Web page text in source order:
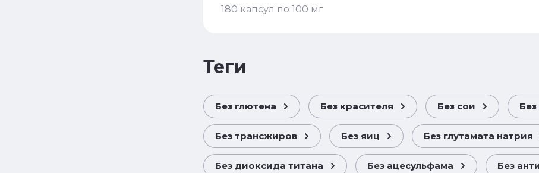
180 капсул по 100 мг
теги
Без глютена Без красителя Без сои
Без трансжиров Без яиц Без глутамата натрия
Без диоксида титана Без ацесульфама Без